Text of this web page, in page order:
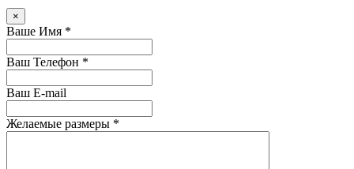
×
Ваше Имя *
Ваш Телефон *
Ваш E-mail
Желаемые размеры *